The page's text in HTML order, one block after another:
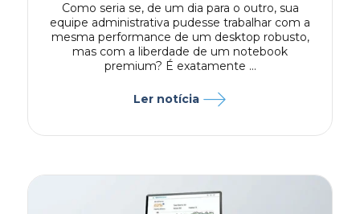
Como seria se, de um dia para o outro, sua
equipe administrativa pudesse trabalhar com a
mesma performance de um desktop robusto,
mas com a liberdade de um notebook
premium? É exatamente ...
Ler notícia